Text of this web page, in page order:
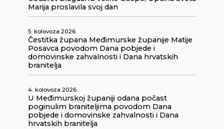
Marija proslavila svoj dan
5. kolovoza 2026.
Čestitka župana Međimurske županije Matije
Posavca povodom Dana pobjede i
domovinske zahvalnosti i Dana hrvatskih
branitelja
4. kolovoza 2026.
U Međimurskoj županiji odana počast
poginulim braniteljima povodom Dana
pobjede i domovinske zahvalnosti i Dana
hrvatskih branitelja